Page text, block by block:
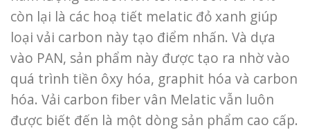
còn lại là các hoạ tiết melatic đỏ xanh giúp
loại vải carbon này tạo điểm nhấn. Và dựa
vào PAN, sản phẩm này được tạo ra nhờ vào
quá trình tiền ôxy hóa, graphit hóa và carbon
hóa. Vải carbon fiber vân Melatic vẫn luôn
được biết đến là một dòng sản phẩm cao cấp.